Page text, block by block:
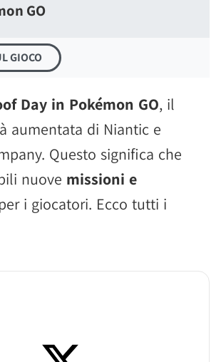
GO
GIOCO
Day in Pokémon GO, il
aumentata di Niantic e
Questo significa che
nuove missioni e
i giocatori. Ecco tutti i